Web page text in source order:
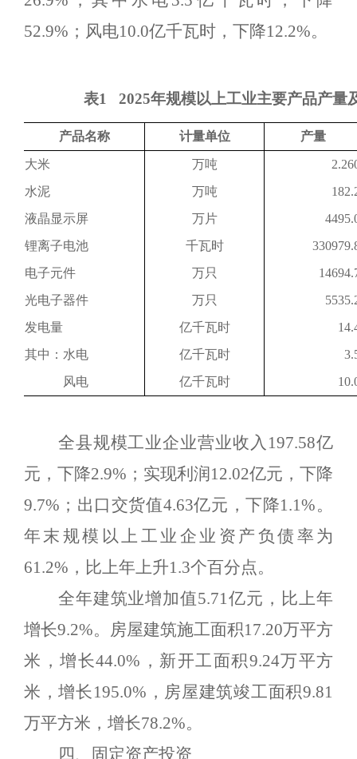
52.9% ； 风电10.0亿千瓦时， 下降12.2%。
表1 2025年规模以上工业主要产品产量
产品名称 计量单位 产量
大米 万吨
水泥
万吨
液晶显示屏
万片
锂离子电池
千瓦时
电子元件
万只
光电子器件
万只
发电量
亿千瓦时
其中：水电
亿千瓦时
风电
亿千瓦时
全县规模工业企业营业收入 197.58亿
元，下降2.9% ；实现利润 12.02亿元，下降
9.7% ；出口交货值4.63亿元，下降1.1%。
年末规模以上工业企业资产负债率为
61.2% ，比上年上升1.3个百分点。
全年建筑业增加值5.71亿元，比上年
增长9.2%。房屋建筑施工面积17.20万平方
米， 增长44.0% ，新开工面积9.24万平方
米，增长 195.0% ，房屋建筑竣工面积9.81
万平方米， 增长78.2%。
四、固定资产投资